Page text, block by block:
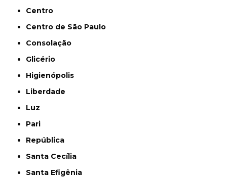
Centro
Centro de São Paulo
Consolação
Glicério
Higienópolis
Liberdade
Luz
Pari
República
Santa Cecília
Santa Efigênia